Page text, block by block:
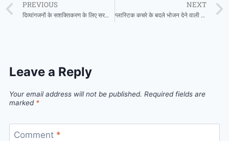
PREVIOUS
दिव्यांगजनों के सशक्तिकरण के लिए सरकार संकल्पित – मुख्यमंत्री विष्णुदेव साय
NEXT
प्लास्टिक कचरे के बदले भोजन देने वाली अनोखी पहल ‘गार्बेज कैफे’ को देशभर में मिली पहचान
Leave a Reply
Your email address will not be published. Required fields are
marked *
Comment *